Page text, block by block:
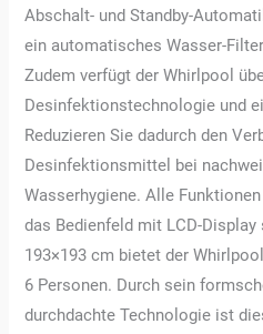
Abschalt- und Standby-
ein automatisches Wasser-
Zudem verfügt der Whirlpool
Desinfektionstechnologie und
Reduzieren Sie dadurch den
Desinfektionsmittel bei
Wasserhygiene. Alle
das Bedienfeld mit LCD-
193×193 cm bietet der
6 Personen. Durch sein
durchdachte Technologie ist